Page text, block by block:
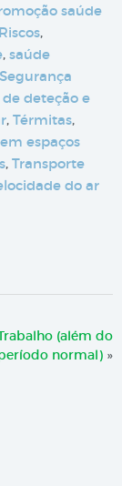
saúde
Riscos,
, saúde
Segurança
deteção e
, Térmitas,
espaços
, Transporte
do ar
(além do
normal) »